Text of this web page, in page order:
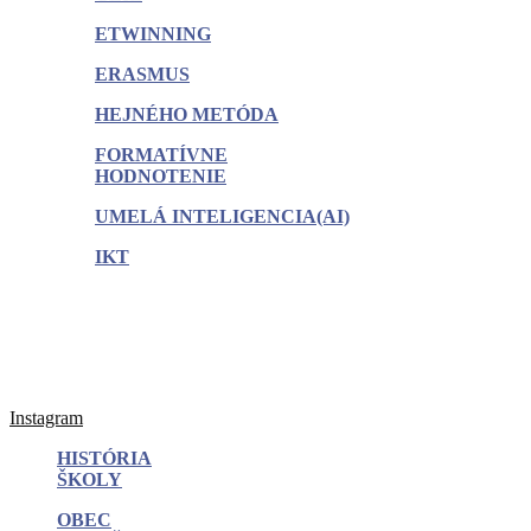
ETWINNING
ERASMUS
HEJNÉHO METÓDA
FORMATÍVNE
HODNOTENIE
UMELÁ INTELIGENCIA(AI)
IKT
Instagram
HISTÓRIA
ŠKOLY
OBEC